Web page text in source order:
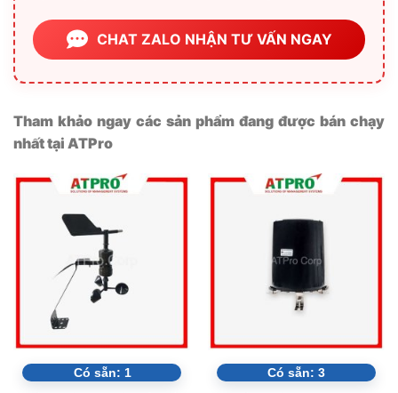
CHAT ZALO NHẬN TƯ VẤN NGAY
Tham khảo ngay các sản phẩm đang được bán chạy
nhất tại ATPro
Có sẵn: 1 Có sẵn: 3